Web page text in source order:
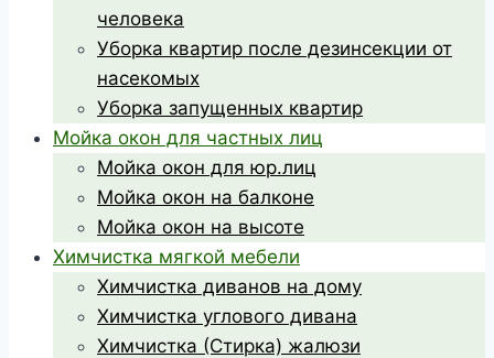
человека
Уборка квартир после дезинсекции от
насекомых
Уборка запущенных квартир
Мойка окон для частных лиц
Мойка окон для юр.лиц
Мойка окон на балконе
Мойка окон на высоте
Химчистка мягкой мебели
Химчистка диванов на дому
Химчистка углового дивана
Химчистка (Стирка) жалюзи